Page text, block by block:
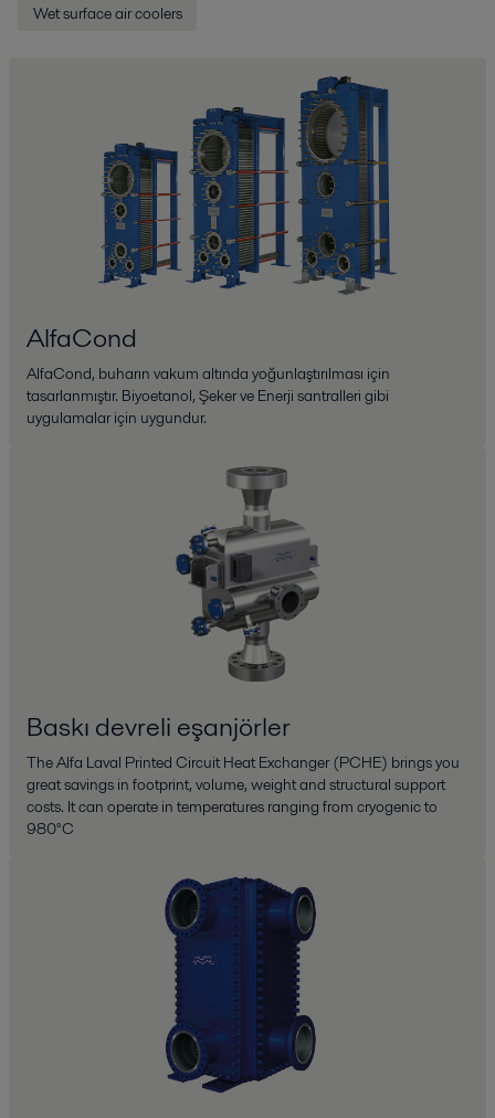
Wet surface air coolers
AlfaCond
AlfaCond, buharın vakum altında yoğunlaştırılması için
tasarlanmıştır. Biyoetanol, Şeker ve Enerji santralleri gibi
uygulamalar için uygundur.
Baskı devreli eşanjörler
The Alfa Laval Printed Circuit Heat Exchanger (PCHE) brings you
great savings in footprint, volume, weight and structural support
costs. It can operate in temperatures ranging from cryogenic to
980°C